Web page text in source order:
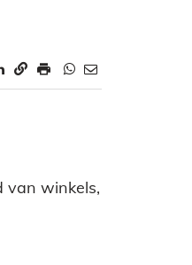
van winkels,